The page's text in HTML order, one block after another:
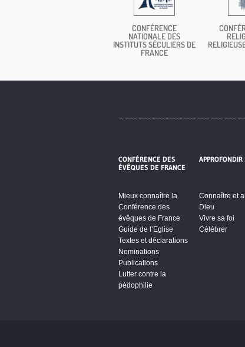
CONFÉRENCE
NATIONALE DES
INSTITUTS SÉCULIERS DE
FRANCE
CONFÉRENCE DES
ÉVÊQUES DE FRANCE
Mieux connaître la
Conférence des
évêques de France
Guide de l’Eglise
Textes et déclarations
Nominations
Publications
Lutter contre la
pédophilie
APPROFONDIR
Connaître et
Dieu
Vivre sa foi
Célébrer